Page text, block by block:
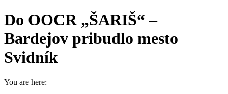
Do OOCR „ŠARIŠ“ –
Bardejov pribudlo mesto
Svidník
You are here: